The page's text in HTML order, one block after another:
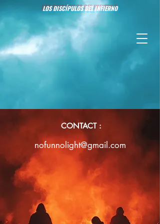
LOS DISCÍPULOS DEL INFIERNO
CONTACT :
nofunnolight@gmail.com